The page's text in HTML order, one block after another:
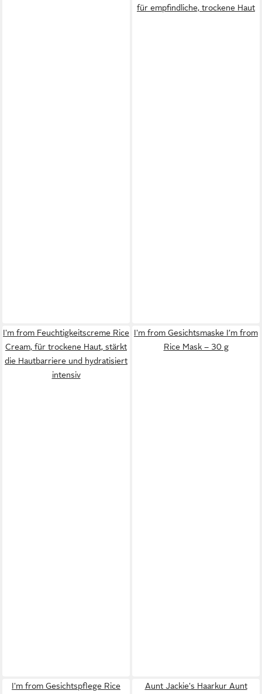
für empfindliche, trockene Haut
I'm from Feuchtigkeitscreme Rice
Cream, für trockene Haut, stärkt
die Hautbarriere und hydratisiert
intensiv
I'm from Gesichtsmaske I’m from
Rice Mask – 30 g
I'm from Gesichtspflege Rice
Aunt Jackie's Haarkur Aunt